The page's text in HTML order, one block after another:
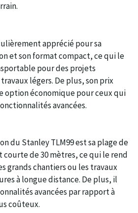
apprécié pour sa
et son format compact, ce qui le
pour des projets
légers. De plus, son prix
option économique pour ceux qui
avancées.
du Stanley TLM99 est sa plage de
de 30 mètres, ce qui le rend
grands chantiers ou les travaux
à longue distance. De plus, il
avancées par rapport à
coûteux.